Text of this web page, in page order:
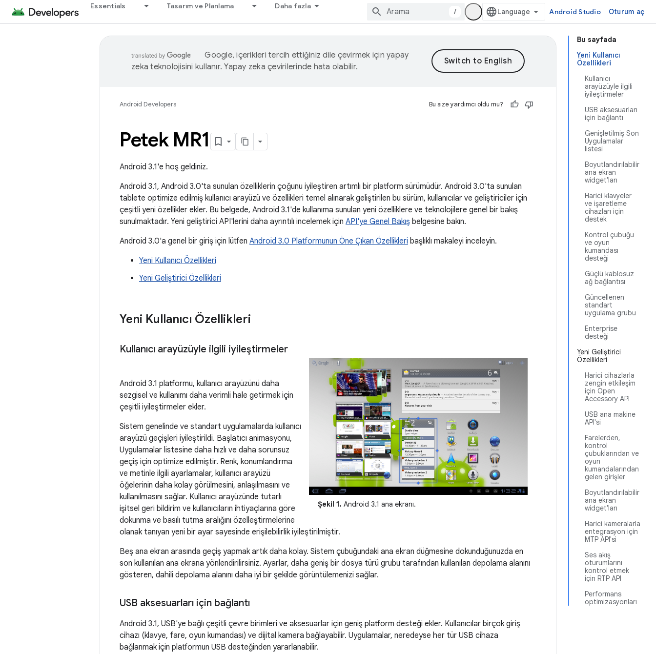
Essentials Tasarım ve Planlama Daha fazla
/ Android Studio Oturum aç
Bu sayfada
Yeni Kullanıcı
Özellikleri
Kullanıcı
arayüzüyle ilgili
iyileştirmeler
USB aksesuarları
için bağlantı
Genişletilmiş Son
Uygulamalar
listesi
Boyutlandırılabilir
ana ekran
widget'ları
Harici klavyeler
ve işaretleme
cihazları için
destek
Kontrol çubuğu
ve oyun
kumandası
desteği
Güçlü kablosuz
ağ bağlantısı
Güncellenen
standart
uygulama grubu
Enterprise
desteği
Yeni Geliştirici
Özellikleri
Harici cihazlarla
zengin etkileşim
için Open
Accessory API
USB ana makine
API'si
Farelerden,
kontrol
çubuklarından ve
oyun
kumandalarından
gelen girişler
Boyutlandırılabilir
ana ekran
widget'ları
Harici kameralarla
entegrasyon için
MTP API'si
Ses akış
oturumlarını
kontrol etmek
için RTP API
Performans
optimizasyonları
Google, içerikleri tercih ettiğiniz dile çevirmek için yapay
zeka teknolojisini kullanır. Yapay zeka çevirilerinde hata olabilir.
Android Developers Bu size yardımcı oldu mu?
Petek MR1
Android 3.1'e hoş geldiniz.
Android 3.1, Android 3.0'ta sunulan özelliklerin çoğunu iyileştiren artımlı bir platform sürümüdür. Android 3.0'ta sunulan
tablete optimize edilmiş kullanıcı arayüzü ve özellikleri temel alınarak geliştirilen bu sürüm, kullanıcılar ve geliştiriciler için
çeşitli yeni özellikler ekler. Bu belgede, Android 3.1'de kullanıma sunulan yeni özelliklere ve teknolojilere genel bir bakış
sunulmaktadır. Yeni geliştirici API'lerini daha ayrıntılı incelemek için API'ye Genel Bakış belgesine bakın.
Android 3.0'a genel bir giriş için lütfen Android 3.0 Platformunun Öne Çıkan Özellikleri başlıklı makaleyi inceleyin.
Yeni Kullanıcı Özellikleri
Yeni Geliştirici Özellikleri
Yeni Kullanıcı Özellikleri
Şekil 1. Android 3.1 ana ekranı.
Kullanıcı arayüzüyle ilgili iyileştirmeler
Android 3.1 platformu, kullanıcı arayüzünü daha
sezgisel ve kullanımı daha verimli hale getirmek için
çeşitli iyileştirmeler ekler.
Sistem genelinde ve standart uygulamalarda kullanıcı
arayüzü geçişleri iyileştirildi. Başlatıcı animasyonu,
Uygulamalar listesine daha hızlı ve daha sorunsuz
geçiş için optimize edilmiştir. Renk, konumlandırma
ve metinle ilgili ayarlamalar, kullanıcı arayüzü
öğelerinin daha kolay görülmesini, anlaşılmasını ve
kullanılmasını sağlar. Kullanıcı arayüzünde tutarlı
işitsel geri bildirim ve kullanıcıların ihtiyaçlarına göre
dokunma ve basılı tutma aralığını özelleştirmelerine
olanak tanıyan yeni bir ayar sayesinde erişilebilirlik iyileştirilmiştir.
Beş ana ekran arasında geçiş yapmak artık daha kolay. Sistem çubuğundaki ana ekran düğmesine dokunduğunuzda en
son kullanılan ana ekrana yönlendirilirsiniz. Ayarlar, daha geniş bir dosya türü grubu tarafından kullanılan depolama alanını
gösteren, dahili depolama alanını daha iyi bir şekilde görüntülemenizi sağlar.
USB aksesuarları için bağlantı
Android 3.1, USB'ye bağlı çeşitli çevre birimleri ve aksesuarlar için geniş platform desteği ekler. Kullanıcılar birçok giriş
cihazı (klavye, fare, oyun kumandası) ve dijital kamera bağlayabilir. Uygulamalar, neredeyse her tür USB cihaza
bağlanmak için platformun USB desteğinden yararlanabilir.